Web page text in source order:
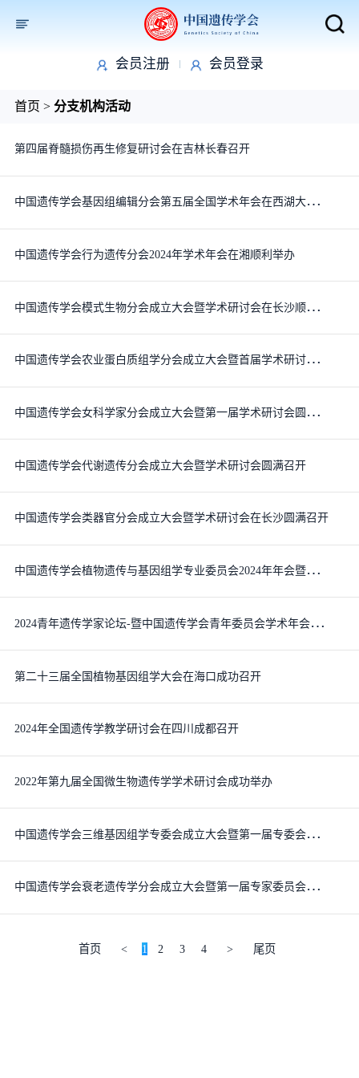
会员注册 会员登录
首页 > 分支机构活动
第四届脊髓损伤再生修复研讨会在吉林长春召开
中
国遗传学会基因组编辑分会第五届全国学术年会在西湖大学顺利召开
中国遗传学会行为遗传分会2024年学术年会在湘顺利举办
中
国遗传学会模式生物分会成立大会暨学术研讨会在长沙顺利召开
中
国遗传学会农业蛋白质组学分会成立大会暨首届学术研讨会成功举行
中
国遗传学会女科学家分会成立大会暨第一届学术研讨会圆满召开
中国遗传学会代谢遗传分会成立大会暨学术研讨会圆满召开
中国遗传学会类器官分会成立大会暨学术研讨会在长沙圆满召开
中
国遗传学会植物遗传与基因组学专业委员会2024年年会暨学术研讨会在蓉圆满落幕
2
024青年遗传学家论坛-暨中国遗传学会青年委员会学术年会在江西南昌隆重召开
第二十三届全国植物基因组学大会在海口成功召开
2024年全国遗传学教学研讨会在四川成都召开
2022年第九届全国微生物遗传学学术研讨会成功举办
中
国遗传学会三维基因组学专委会成立大会暨第一届专委会全体会议圆满召开
中
国遗传学会衰老遗传学分会成立大会暨第一届专家委员会全体会议圆满召开
首页 < 1 2 3 4 > 尾页